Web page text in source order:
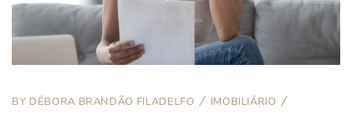
BY DÉBORA BRANDÃO FILADELFO
IMOBILIÁRIO